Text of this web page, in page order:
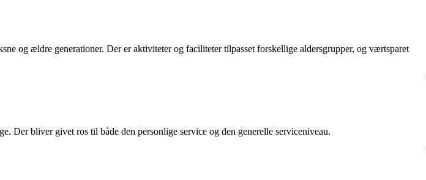
og ældre generationer. Der er aktiviteter og faciliteter tilpasset forskellige aldersgrupper, og værtsparet
Der bliver givet ros til både den personlige service og den generelle serviceniveau.